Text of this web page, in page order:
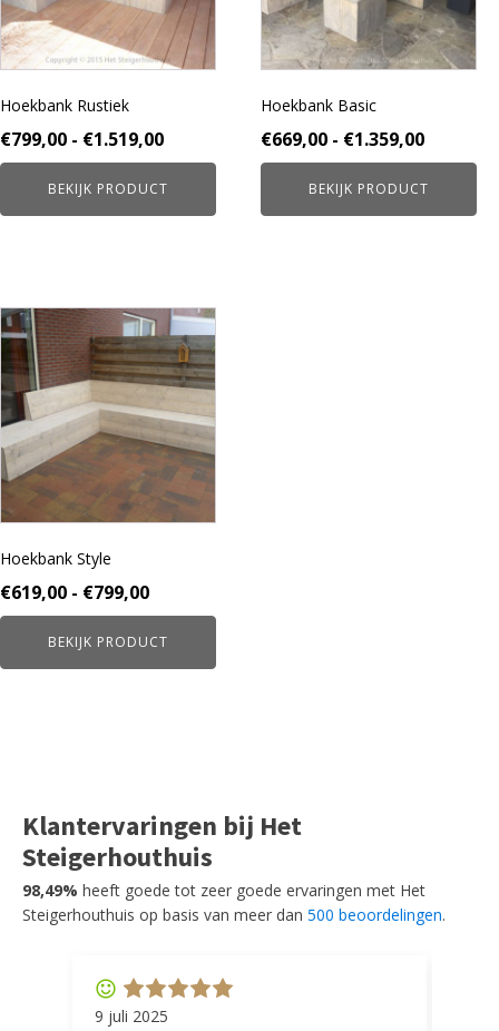
Hoekbank Rustiek
€799,00 - €1.519,00Prijsklasse:
€799,00
tot
€1.519,00
BEKIJK PRODUCT
optie
kan
gekozen
op
de
productpagina
Hoekbank Basic
€669,00 - €1.359,00
€669,00
tot
BEKIJK PRODUCT
optie
kan
gekozen
op
de
productpagina
Hoekbank Style
€619,00 - €799,00Prijsklasse:
€619,00
tot
€799,00
BEKIJK PRODUCT
Dit
product
heeft
meerdere
variaties.
Deze
optie
kan
gekozen
op
de
productpagina
Klantervaringen bij Het
Steigerhouthuis
98,49% heeft goede tot zeer goede ervaringen met Het
Steigerhouthuis op basis van meer dan 500 beoordelingen.
9 juli 2025